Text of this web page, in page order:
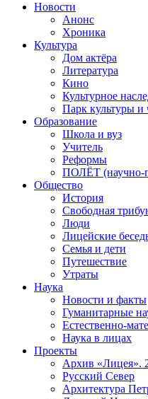
Новости
Анонс
Хроника
Культура
Дом актёра
Литература
Кино
Культурное
Парк культуры и
Образование
Школа и вуз
Учитель
Реформы
ПОЛЁТ (научно-
Общество
История
Свободная
Люди
Лицейские
Семья и дети
Путешествие
Утраты
Наука
Новости и факты
Гуманитарные
Естественно-
Наука в лицах
Проекты
Архив «Лицея».
Русский Север
Архитектура